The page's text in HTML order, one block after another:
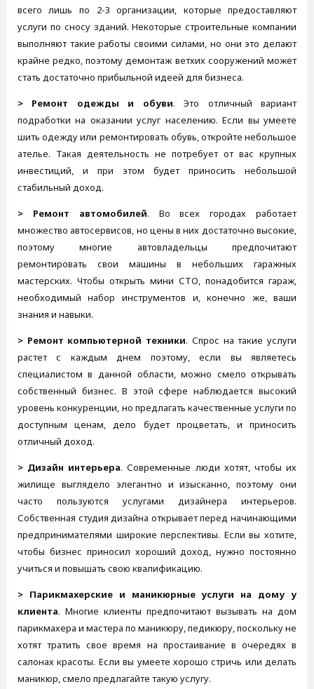
всего лишь по 2-3 организации, которые предоставляют
услуги по сносу зданий. Некоторые строительные компании
выполняют такие работы своими силами, но они это делают
крайне редко, поэтому демонтаж ветхих сооружений может
стать достаточно прибыльной идеей для бизнеса.
> Ремонт одежды и обуви. Это отличный вариант
подработки на оказании услуг населению. Если вы умеете
шить одежду или ремонтировать обувь, откройте небольшое
ателье. Такая деятельность не потребует от вас крупных
инвестиций, и при этом будет приносить небольшой
стабильный доход.
> Ремонт автомобилей. Во всех городах работает
множество автосервисов, но цены в них достаточно высокие,
поэтому многие автовладельцы предпочитают
ремонтировать свои машины в небольших гаражных
мастерских. Чтобы открыть мини СТО, понадобится гараж,
необходимый набор инструментов и, конечно же, ваши
знания и навыки.
> Ремонт компьютерной техники. Спрос на такие услуги
растет с каждым днем поэтому, если вы являетесь
специалистом в данной области, можно смело открывать
собственный бизнес. В этой сфере наблюдается высокий
уровень конкуренции, но предлагать качественные услуги по
доступным ценам, дело будет процветать, и приносить
отличный доход.
> Дизайн интерьера. Современные люди хотят, чтобы их
жилище выглядело элегантно и изысканно, поэтому они
часто пользуются услугами дизайнера интерьеров.
Собственная студия дизайна открывает перед начинающими
предпринимателями широкие перспективы. Если вы хотите,
чтобы бизнес приносил хороший доход, нужно постоянно
учиться и повышать свою квалификацию.
> Парикмахерские и маникюрные услуги на дому у
клиента. Многие клиенты предпочитают вызывать на дом
парикмахера и мастера по маникюру, педикюру, поскольку не
хотят тратить свое время на простаивание в очередях в
салонах красоты. Если вы умеете хорошо стричь или делать
маникюр, смело предлагайте такую услугу.